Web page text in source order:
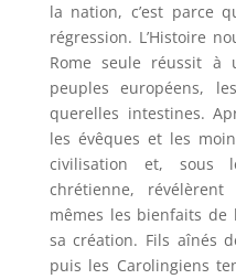
la nation, c’est parce
régression. L’Histoire
Rome seule réussit
peuples européens,
querelles intestines.
les évêques et les
civilisation et, sous
chrétienne,
mêmes les bienfaits de
sa création. Fils aînés
puis les Carolingiens